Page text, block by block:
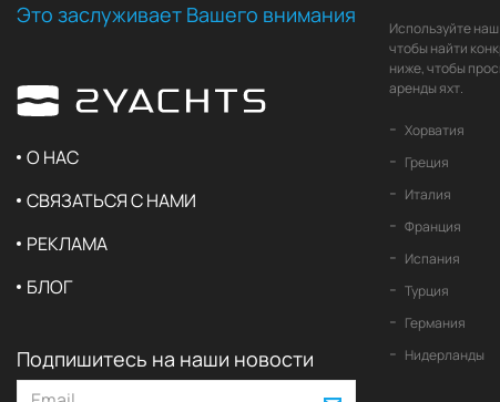
Это заслуживает Вашего внимания
О НАС
СВЯЗАТЬСЯ С НАМИ
РЕКЛАМА
БЛОГ
Подпишитесь на наши новости
Используйте
чтобы найти
ниже, чтобы
аренды яхт.
Хорватия
Греция
Италия
Франция
Испания
Турция
Германия
Нидерланды